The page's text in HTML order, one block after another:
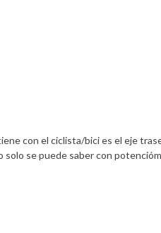
con el ciclista/bici es el eje
solo se puede saber con